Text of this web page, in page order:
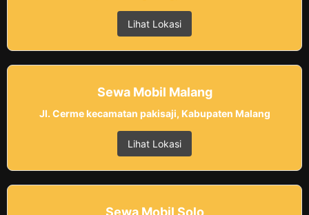
Lihat Lokasi
Sewa Mobil Malang
Jl. Cerme kecamatan pakisaji, Kabupaten Malang
Lihat Lokasi
Sewa Mobil Solo